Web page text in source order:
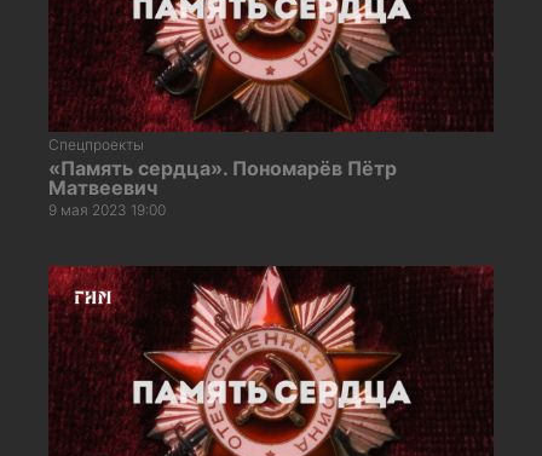
Спецпроекты
«Память сердца». Пономарёв Пётр
Матвеевич
9 мая 2023 19:00